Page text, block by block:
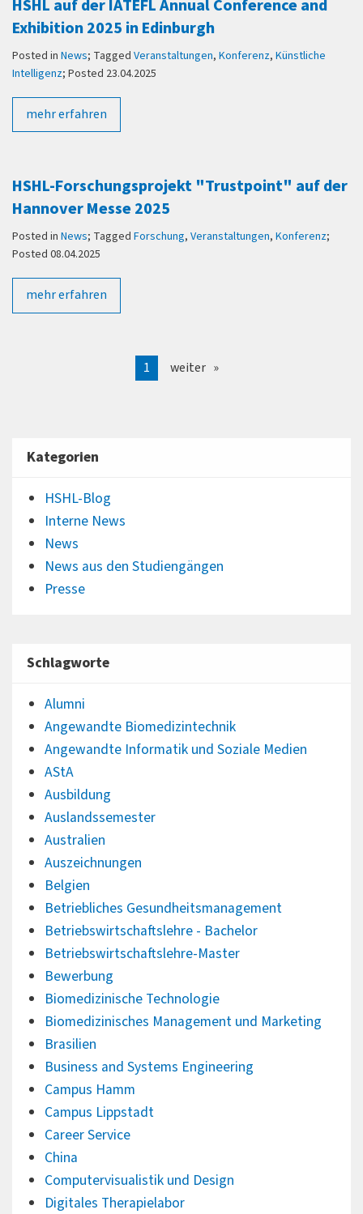
HSHL auf der IATEFL Annual Conference and
Exhibition 2025 in Edinburgh
Posted in News; Tagged Veranstaltungen, Konferenz, Künstliche
Intelligenz; Posted 23.04.2025
mehr erfahren
HSHL-Forschungsprojekt "Trustpoint" auf der
Hannover Messe 2025
Posted in News; Tagged Forschung, Veranstaltungen, Konferenz;
Posted 08.04.2025
mehr erfahren
1 weiter
Kategorien
HSHL-Blog
Interne News
News
News aus den Studiengängen
Presse
Schlagworte
Alumni
Angewandte Biomedizintechnik
Angewandte Informatik und Soziale Medien
AStA
Ausbildung
Auslandssemester
Australien
Auszeichnungen
Belgien
Betriebliches Gesundheitsmanagement
Betriebswirtschaftslehre - Bachelor
Betriebswirtschaftslehre-Master
Bewerbung
Biomedizinische Technologie
Biomedizinisches Management und Marketing
Brasilien
Business and Systems Engineering
Campus Hamm
Campus Lippstadt
Career Service
China
Computervisualistik und Design
Digitales Therapielabor